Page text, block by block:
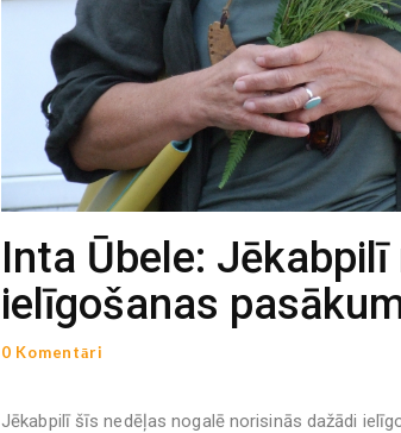
Inta Ūbele:
ielīgošanas
0 Komentāri
Jēkabpilī šīs nedēļas nogalē norisinās dažādi